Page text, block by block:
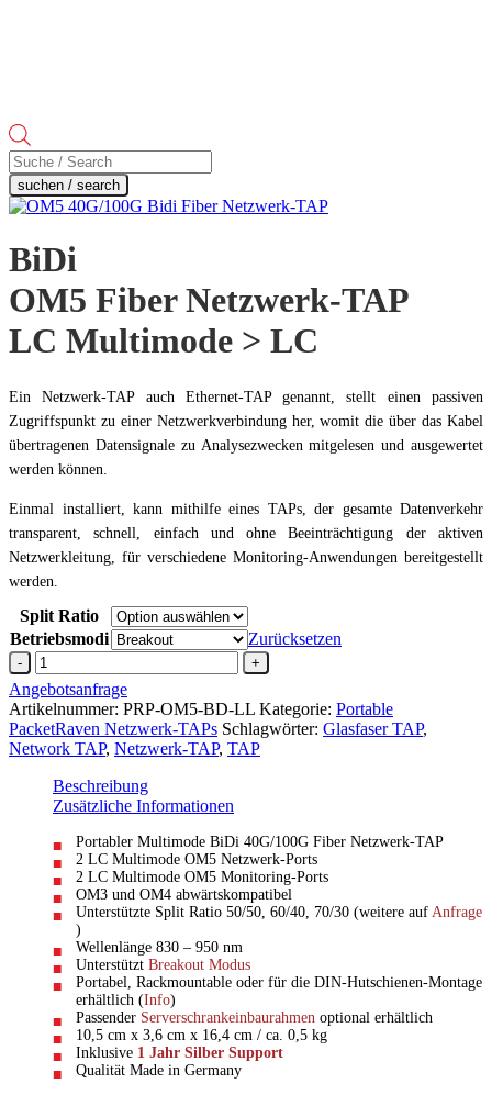
Products
search
suchen / search
BiDi
OM5 Fiber Netzwerk-TAP
LC Multimode > LC
Ein Netzwerk-TAP auch Ethernet-TAP genannt, stellt einen passiven
Zugriffspunkt zu einer Netzwerkverbindung her, womit die über das Kabel
übertragenen Datensignale zu Analysezwecken mitgelesen und ausgewertet
werden können.
Einmal installiert, kann mithilfe eines TAPs, der gesamte Datenverkehr
transparent, schnell, einfach und ohne Beeinträchtigung der aktiven
Netzwerkleitung, für verschiedene Monitoring-Anwendungen bereitgestellt
werden.
Split Ratio
Betriebsmodi
Zurücksetzen
BiDiOM5
Fiber
Netzwerk-
TAPLC
Multimode
>
LC
Menge
Angebotsanfrage
Artikelnummer: PRP-OM5-BD-LL Kategorie: Portable
PacketRaven Netzwerk-TAPs Schlagwörter: Glasfaser TAP,
Network TAP, Netzwerk-TAP, TAP
Beschreibung
Zusätzliche Informationen
Portabler Multimode BiDi 40G/100G Fiber Netzwerk-TAP
2 LC Multimode OM5 Netzwerk-Ports
2 LC Multimode OM5 Monitoring-Ports
OM3 und OM4 abwärtskompatibel
Unterstützte Split Ratio 50/50, 60/40, 70/30 (weitere auf Anfrage
)
Wellenlänge 830 – 950 nm
Unterstützt Breakout Modus
Portabel, Rackmountable oder für die DIN-Hutschienen-Montage
erhältlich (Info)
Passender Serverschrankeinbaurahmen optional erhältlich
10,5 cm x 3,6 cm x 16,4 cm / ca. 0,5 kg
Inklusive 1 Jahr Silber Support
Qualität Made in Germany